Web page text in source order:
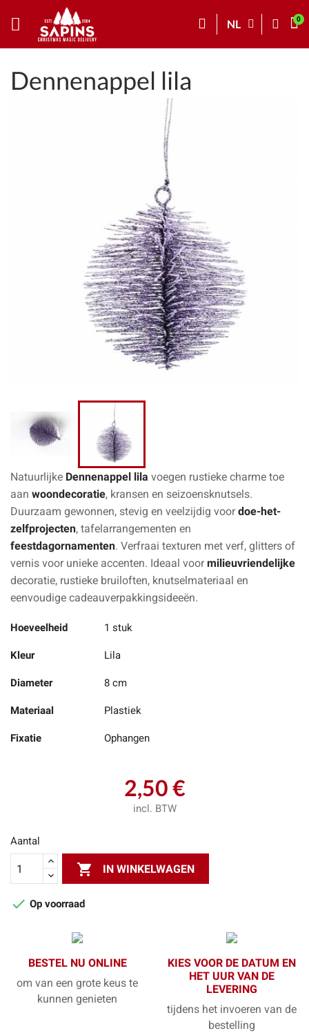
NL
Dennenappel lila
Natuurlijke Dennenappel lila voegen rustieke charme toe
aan woondecoratie, kransen en seizoensknutsels.
Duurzaam gewonnen, stevig en veelzijdig voordoe-het-
zelfprojecten, tafelarrangementen en
feestdagornamenten. Verfraai texturen met verf, glitters of
vernis voor unieke accenten. Ideaal voormilieuvriendelijke
decoratie, rustieke bruiloften, knutselmateriaal en
eenvoudige cadeauverpakkingsideeën.
Hoeveelheid 1 stuk
Kleur Lila
Diameter 8 cm
Materiaal Plastiek
Fixatie Ophangen
2,50 €
incl. BTW
Aantal
 IN WINKELWAGEN
 Op voorraad
BESTEL NU ONLINE
om van een grote keus te
kunnen genieten
KIES VOOR DE DATUM EN
HET UUR VAN DE
LEVERING
tijdens het invoeren van de
bestelling